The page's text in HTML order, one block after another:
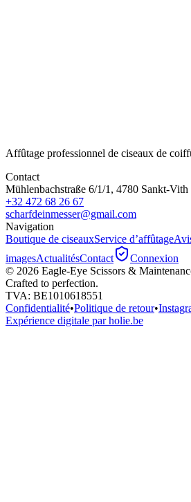
Affûtage professionnel de ciseaux de
Contact
Mühlenbachstraße 6/1/1, 4780 Sankt-Vith
+32 472 68 26 67
scharfdeinmesser@gmail.com
Navigation
Boutique de ciseauxService d’affûtage
imagesActualitésContact
Connexion
© 2026 Eagle-Eye Scissors &
Crafted to perfection.
TVA: BE1010618551
Confidentialité•Politique de retour•
Expérience digitale par holie.be